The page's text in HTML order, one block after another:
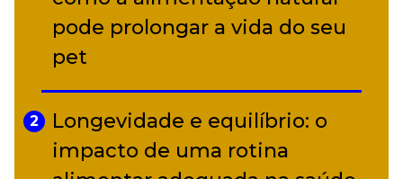
alter ego infantil para show em
Curitiba
pode prolongar a vida do seu
pet
2
Longevidade e equilíbrio: o
impacto de uma rotina